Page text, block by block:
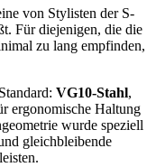
von Stylisten der S-
Für diejenigen, die die
zu lang empfinden,
VG10-Stahl,
ergonomische Haltung
wurde speziell
gleichbleibende